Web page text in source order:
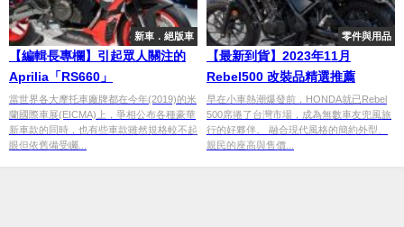
新車．絕版車
【編輯長專欄】引起眾人關注的
Aprilia「RS660」
當世界各大摩托車廠牌都在今年(2019)的米
蘭國際車展(EICMA)上，爭相公布各種豪華
新車款的同時，也有些車款雖然規格較不起
眼但依舊備受矚...
零件與用品
【最新到貨】2023年11月
Rebel500 改裝品精選推薦
早在小車熱潮爆發前，HONDA就已Rebel
500席捲了台灣市場，成為無數車友兜風旅
行的好夥伴。 融合現代風格的簡約外型、
親民的座高與售價...